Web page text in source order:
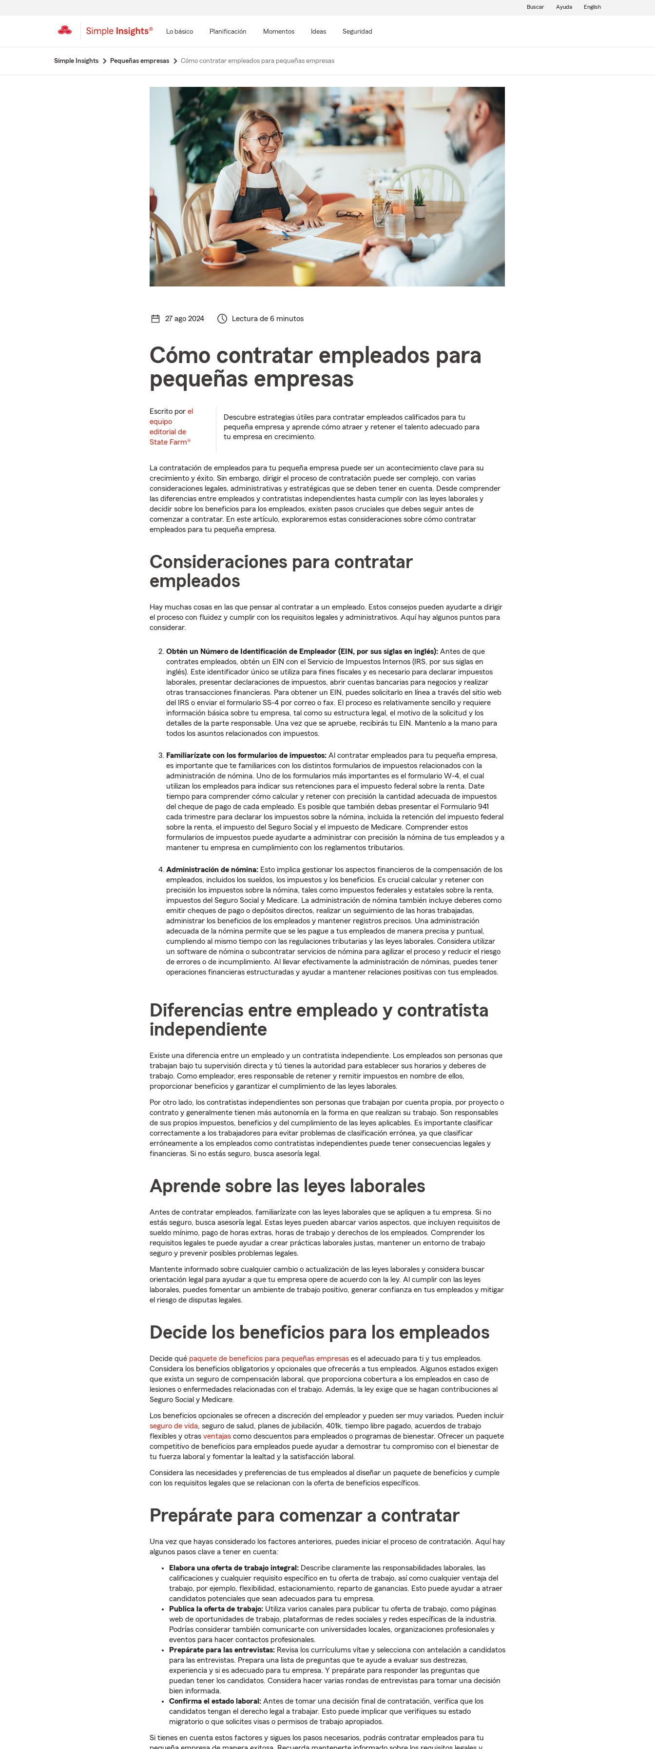
Lo básico Planificación Momentos Ideas Seguridad
Buscar Ayuda English
Simple Insights Pequeñas empresas Cómo contratar empleados para pequeñas empresas
27 ago 2024 Lectura de 6 minutos
Cómo contratar empleados para
pequeñas empresas
Escrito por el
equipo
editorial de
State Farm®
Descubre estrategias útiles para contratar empleados calificados para tu
pequeña empresa y aprende cómo atraer y retener el talento adecuado para
tu empresa en crecimiento.
La contratación de empleados para tu pequeña empresa puede ser un acontecimiento clave para su
crecimiento y éxito. Sin embargo, dirigir el proceso de contratación puede ser complejo, con varias
consideraciones legales, administrativas y estratégicas que se deben tener en cuenta. Desde comprender
las diferencias entre empleados y contratistas independientes hasta cumplir con las leyes laborales y
decidir sobre los beneficios para los empleados, existen pasos cruciales que debes seguir antes de
comenzar a contratar. En este artículo, exploraremos estas consideraciones sobre cómo contratar
empleados para tu pequeña empresa.
Consideraciones para contratar
empleados
Hay muchas cosas en las que pensar al contratar a un empleado. Estos consejos pueden ayudarte a dirigir
el proceso con fluidez y cumplir con los requisitos legales y administrativos. Aquí hay algunos puntos para
considerar.
Obtén un Número de Identificación de Empleador (EIN, por sus siglas en inglés): Antes de que
contrates empleados, obtén un EIN con el Servicio de Impuestos Internos (IRS, por sus siglas en
inglés). Este identificador único se utiliza para fines fiscales y es necesario para declarar impuestos
laborales, presentar declaraciones de impuestos, abrir cuentas bancarias para negocios y realizar
otras transacciones financieras. Para obtener un EIN, puedes solicitarlo en línea a través del sitio web
del IRS o enviar el formulario SS-4 por correo o fax. El proceso es relativamente sencillo y requiere
información básica sobre tu empresa, tal como su estructura legal, el motivo de la solicitud y los
detalles de la parte responsable. Una vez que se apruebe, recibirás tu EIN. Mantenlo a la mano para
todos los asuntos relacionados con impuestos.
Familiarízate con los formularios de impuestos: Al contratar empleados para tu pequeña empresa,
es importante que te familiarices con los distintos formularios de impuestos relacionados con la
administración de nómina. Uno de los formularios más importantes es el formulario W-4, el cual
utilizan los empleados para indicar sus retenciones para el impuesto federal sobre la renta. Date
tiempo para comprender cómo calcular y retener con precisión la cantidad adecuada de impuestos
del cheque de pago de cada empleado. Es posible que también debas presentar el Formulario 941
cada trimestre para declarar los impuestos sobre la nómina, incluida la retención del impuesto federal
sobre la renta, el impuesto del Seguro Social y el impuesto de Medicare. Comprender estos
formularios de impuestos puede ayudarte a administrar con precisión la nómina de tus empleados y a
mantener tu empresa en cumplimiento con los reglamentos tributarios.
Administración de nómina: Esto implica gestionar los aspectos financieros de la compensación de los
empleados, incluidos los sueldos, los impuestos y los beneficios. Es crucial calcular y retener con
precisión los impuestos sobre la nómina, tales como impuestos federales y estatales sobre la renta,
impuestos del Seguro Social y Medicare. La administración de nómina también incluye deberes como
emitir cheques de pago o depósitos directos, realizar un seguimiento de las horas trabajadas,
administrar los beneficios de los empleados y mantener registros precisos. Una administración
adecuada de la nómina permite que se les pague a tus empleados de manera precisa y puntual,
cumpliendo al mismo tiempo con las regulaciones tributarias y las leyes laborales. Considera utilizar
un software de nómina o subcontratar servicios de nómina para agilizar el proceso y reducir el riesgo
de errores o de incumplimiento. Al llevar efectivamente la administración de nóminas, puedes tener
operaciones financieras estructuradas y ayudar a mantener relaciones positivas con tus empleados.
Diferencias entre empleado y contratista
independiente
Existe una diferencia entre un empleado y un contratista independiente. Los empleados son personas que
trabajan bajo tu supervisión directa y tú tienes la autoridad para establecer sus horarios y deberes de
trabajo. Como empleador, eres responsable de retener y remitir impuestos en nombre de ellos,
proporcionar beneficios y garantizar el cumplimiento de las leyes laborales.
Por otro lado, los contratistas independientes son personas que trabajan por cuenta propia, por proyecto o
contrato y generalmente tienen más autonomía en la forma en que realizan su trabajo. Son responsables
de sus propios impuestos, beneficios y del cumplimiento de las leyes aplicables. Es importante clasificar
correctamente a los trabajadores para evitar problemas de clasificación errónea, ya que clasificar
erróneamente a los empleados como contratistas independientes puede tener consecuencias legales y
financieras. Si no estás seguro, busca asesoría legal.
Aprende sobre las leyes laborales
Antes de contratar empleados, familiarízate con las leyes laborales que se apliquen a tu empresa. Si no
estás seguro, busca asesoría legal. Estas leyes pueden abarcar varios aspectos, que incluyen requisitos de
sueldo mínimo, pago de horas extras, horas de trabajo y derechos de los empleados. Comprender los
requisitos legales te puede ayudar a crear prácticas laborales justas, mantener un entorno de trabajo
seguro y prevenir posibles problemas legales.
Mantente informado sobre cualquier cambio o actualización de las leyes laborales y considera buscar
orientación legal para ayudar a que tu empresa opere de acuerdo con la ley. Al cumplir con las leyes
laborales, puedes fomentar un ambiente de trabajo positivo, generar confianza en tus empleados y mitigar
el riesgo de disputas legales.
Decide los beneficios para los empleados
Decide qué paquete de beneficios para pequeñas empresas es el adecuado para ti y tus empleados.
Considera los beneficios obligatorios y opcionales que ofrecerás a tus empleados. Algunos estados exigen
que exista un seguro de compensación laboral, que proporciona cobertura a los empleados en caso de
lesiones o enfermedades relacionadas con el trabajo. Además, la ley exige que se hagan contribuciones al
Seguro Social y Medicare.
Los beneficios opcionales se ofrecen a discreción del empleador y pueden ser muy variados. Pueden incluir
seguro de vida, seguro de salud, planes de jubilación, 401k, tiempo libre pagado, acuerdos de trabajo
flexibles y otras ventajas como descuentos para empleados o programas de bienestar. Ofrecer un paquete
competitivo de beneficios para empleados puede ayudar a demostrar tu compromiso con el bienestar de
tu fuerza laboral y fomentar la lealtad y la satisfacción laboral.
Considera las necesidades y preferencias de tus empleados al diseñar un paquete de beneficios y cumple
con los requisitos legales que se relacionan con la oferta de beneficios específicos.
Prepárate para comenzar a contratar
Una vez que hayas considerado los factores anteriores, puedes iniciar el proceso de contratación. Aquí hay
algunos pasos clave a tener en cuenta:
Elabora una oferta de trabajo integral: Describe claramente las responsabilidades laborales, las
calificaciones y cualquier requisito específico en tu oferta de trabajo, así como cualquier ventaja del
trabajo, por ejemplo, flexibilidad, estacionamiento, reparto de ganancias. Esto puede ayudar a atraer
candidatos potenciales que sean adecuados para tu empresa.
Publica la oferta de trabajo: Utiliza varios canales para publicar tu oferta de trabajo, como páginas
web de oportunidades de trabajo, plataformas de redes sociales y redes específicas de la industria.
Podrías considerar también comunicarte con universidades locales, organizaciones profesionales y
eventos para hacer contactos profesionales.
Prepárate para las entrevistas: Revisa los currículums vítae y selecciona con antelación a candidatos
para las entrevistas. Prepara una lista de preguntas que te ayude a evaluar sus destrezas,
experiencia y si es adecuado para tu empresa. Y prepárate para responder las preguntas que
puedan tener los candidatos. Considera hacer varias rondas de entrevistas para tomar una decisión
bien informada.
Confirma el estado laboral: Antes de tomar una decisión final de contratación, verifica que los
candidatos tengan el derecho legal a trabajar. Esto puede implicar que verifiques su estado
migratorio o que solicites visas o permisos de trabajo apropiados.
Si tienes en cuenta estos factores y sigues los pasos necesarios, podrás contratar empleados para tu